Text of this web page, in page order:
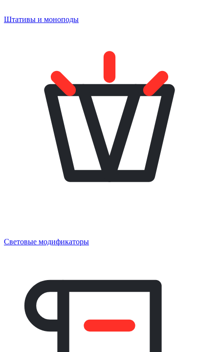
Штативы и моноподы
Световые модификаторы